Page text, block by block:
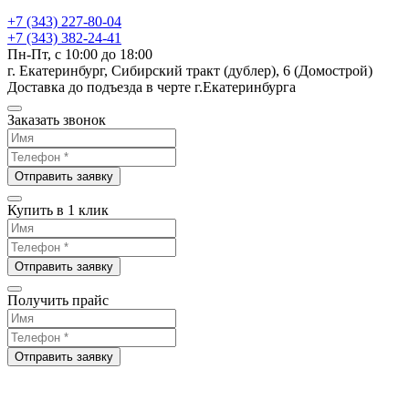
+7 (343) 227-80-04
+7 (343) 382-24-41
Пн-Пт, с 10:00 до 18:00
г. Екатеринбург, Сибирский тракт (дублер), 6 (Домострой)
Доставка до подъезда в черте г.Екатеринбурга
Заказать звонок
Отправить заявку
Купить в 1 клик
Отправить заявку
Получить прайс
Отправить заявку